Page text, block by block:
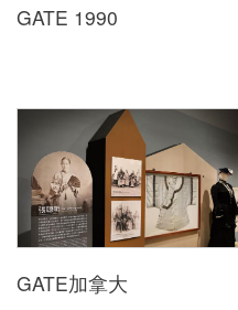
GATE 1990
GATE加拿大